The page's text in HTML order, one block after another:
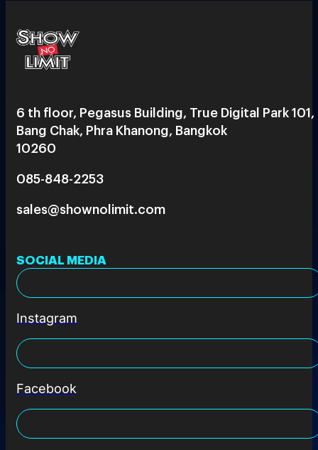
6 th floor, Pegasus Building, True Digital Park 101,
Bang Chak, Phra Khanong, Bangkok
10260
085-848-2253
sales@shownolimit.com
SOCIAL MEDIA
Instagram
Facebook